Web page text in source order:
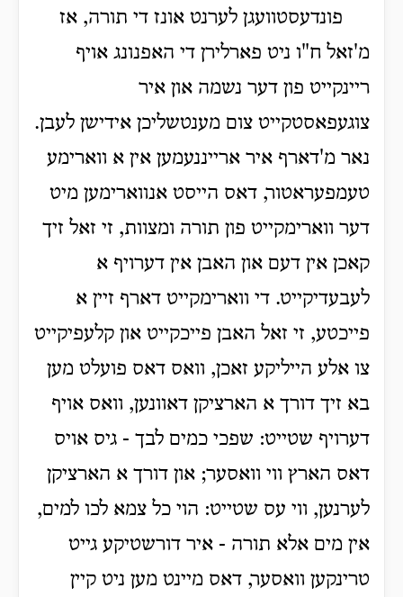
פונדעסטוועגן לערנט אונז די תורה, אז
מ'זאל ח"ו ניט פארלירן די האפנונג אויף
ריינקייט פון דער נשמה און איר
צוגעפאסטקייט צום מענטשליכן אידישן לעבן.
נאר מ'דארף איר ארייננעמען אין א ווארימע
טעמפעראטור, דאס הייסט אנווארימען מיט
דער ווארימקייט פון תורה ומצוות, זי זאל זיך
קאכן אין דעם און האבן אין דערויף א
לעבעדיקייט. די ווארימקייט דארף זיין א
פייכטע, זי זאל האבן פייכקייט און קלעפיקייט
צו אלע הייליקע זאכן, וואס דאס פועלט מען
בא זיך דורך א הארציקן דאוונען, וואס אויף
דערויף שטייט: שפכי כמים לבך - גיס אויס
דאס הארץ ווי וואסער; און דורך א הארציקן
לערנען, ווי עס שטייט: הוי כל צמא לכו למים,
אין מים אלא תורה - איר דורשטיקע גייט
טרינקען וואסער, דאס מיינט מען ניט קיין